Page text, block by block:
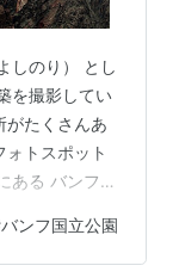
しのり） とし
を撮影してい
がたくさんあ
トスポット
ある バンフ国
あります。特
湖です。 中で
バンフ国立公園